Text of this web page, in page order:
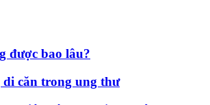
được bao lâu?
căn trong ung thư